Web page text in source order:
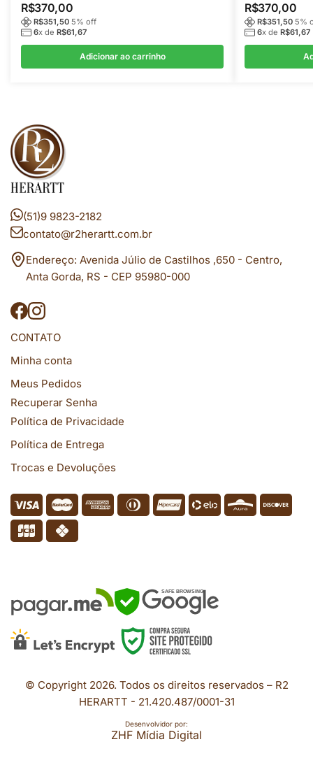
R$370,00
R$351,50 5% off
6x de R$61,67
Adicionar ao carrinho
R$370,00
R$351,50 5%
6x de R$61,67
(51)9 9823-2182
contato@r2herartt.com.br
Endereço: Avenida Júlio de Castilhos ,650 - Centro,
Anta Gorda, RS - CEP 95980-000
CONTATO
Minha conta
Meus Pedidos
Recuperar Senha
Política de Privacidade
Política de Entrega
Trocas e Devoluções
SAFE BROWSING
© Copyright 2026. Todos os direitos reservados – R2
HERARTT - 21.420.487/0001-31
Desenvolvidor por:
ZHF Mídia Digital